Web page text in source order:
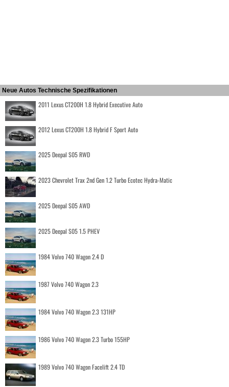
Neue Autos Technische Spezifikationen
2011 Lexus CT200H 1.8 Hybrid Executive Auto
2012 Lexus CT200H 1.8 Hybrid F Sport Auto
2025 Deepal S05 RWD
2023 Chevrolet Trax 2nd Gen 1.2 Turbo Ecotec Hydra-Matic
2025 Deepal S05 AWD
2025 Deepal S05 1.5 PHEV
1984 Volvo 740 Wagon 2.4 D
1987 Volvo 740 Wagon 2.3
1984 Volvo 740 Wagon 2.3 131HP
1986 Volvo 740 Wagon 2.3 Turbo 155HP
1989 Volvo 740 Wagon Facelift 2.4 TD